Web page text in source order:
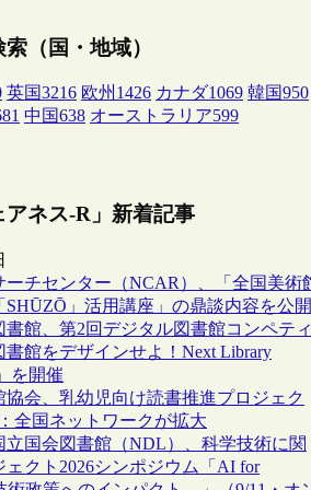
（国・地域）
英国3216 欧州 1426 カナダ1069 韓国950
中国638 オーストラリア599
アネス-R」新着記事
ーチセンター（NCAR）、「全国美術
SHŪZŌ」活用講座」の鼎談内容を公開
館、第2回デジタル図書館コンペティ
書館をデザインせよ！Next Library
を開催
協会、乳幼児向け読書推進プロジェク
：全国ネットワークが拡大
立国会図書館（NDL）、科学技術に関
クト2026シンポジウム「AI for